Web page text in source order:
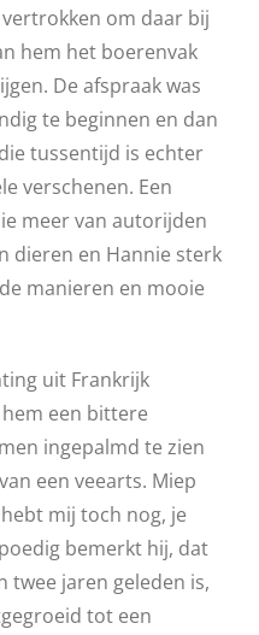
om daar bij
hem het boerenvak
De afspraak was
te beginnen en dan
tussentijd is echter
verschenen. Een
meer van autorijden
dieren en Hannie sterk
manieren en mooie
uit Frankrijk
een bittere
ingepalmd te zien
een veearts. Miep
mij toch nog, je
bemerkt hij, dat
twee jaren geleden is,
tot een